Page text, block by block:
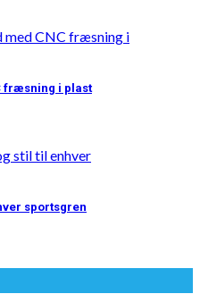
fræsning i plast
sportsgren